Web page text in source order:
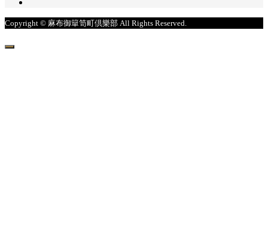
Copyright © 麻布御簞笥町倶樂部 All Rights Reserved.